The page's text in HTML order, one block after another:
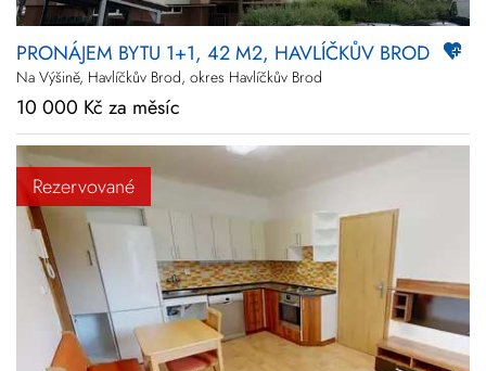
PRONÁJEM BYTU 1+1, 42 M2, HAVLÍČKŮV BROD
Na Výšině, Havlíčkův Brod, okres Havlíčkův Brod
10 000 Kč za měsíc
Rezervované